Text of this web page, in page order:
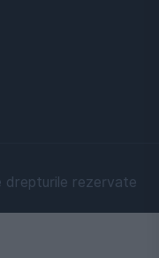
drepturile rezervate